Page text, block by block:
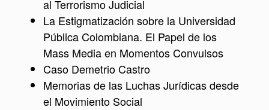
al Terrorismo Judicial
La Estigmatización sobre la Universidad
Pública Colombiana. El Papel de los
Mass Media en Momentos Convulsos
Caso Demetrio Castro
Memorias de las Luchas Jurídicas desde
el Movimiento Social